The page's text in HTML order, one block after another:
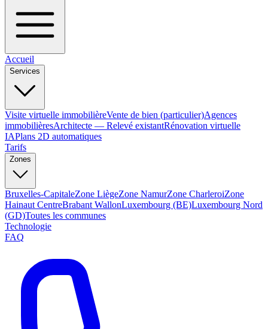
Accueil
Services
Visite virtuelle immobilièreVente de bien (particulier)Agences
immobilièresArchitecte — Relevé existantRénovation virtuelle
IAPlans 2D automatiques
Tarifs
Zones
Bruxelles-CapitaleZone LiègeZone NamurZone CharleroiZone
Hainaut CentreBrabant WallonLuxembourg (BE)Luxembourg Nord
(GD)Toutes les communes
Technologie
FAQ